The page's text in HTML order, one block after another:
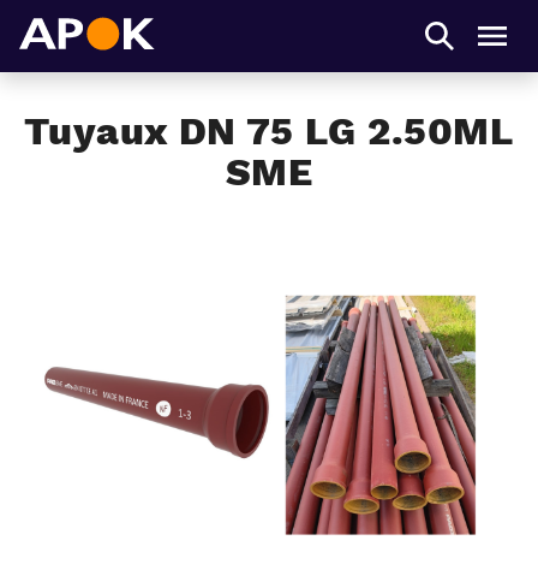
Tuyaux DN 75 LG 2.50ML
SME